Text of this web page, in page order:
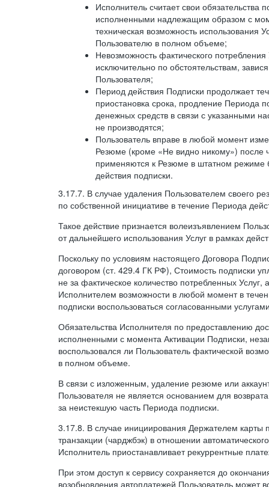
Исполнитель считает свои обязательства
исполненными надлежащим образом с
техническая возможность использования
Пользователю в полном объеме;
Невозможность фактического потребления
исключительно по обстоятельствам,
Пользователя;
Период действия Подписки продолжает
приостановка срока, продление Периода
денежных средств в связи с указанными
не производятся;
Пользователь вправе в любой момент
Резюме (кроме «Не видно никому») после
применяются к Резюме в штатном режиме
действия подписки.
3.17.7. В случае удаления Пользователем своего
по собственной инициативе в течение Периода
Такое действие признается волеизъявлением
от дальнейшего использования Услуг в рамках
Поскольку по условиям настоящего Договора
договором (ст. 429.4 ГК РФ), Стоимость подписки
не за фактическое количество потребленных Услуг,
Исполнителем возможности в любой момент в
подписки воспользоваться согласованными
Обязательства Исполнителя по предоставлению
исполненными с момента Активации Подписки,
воспользовался ли Пользователь фактической
в полном объеме.
В связи с изложенным, удаление резюме или
Пользователя не является основанием для
за неистекшую часть Периода подписки.
3.17.8. В случае инициирования Держателем карты
транзакции (чарджбэк) в отношении
Исполнитель приостанавливает рекуррентные
При этом доступ к сервису сохраняется до
возобновления автоплатежей Пользователь может